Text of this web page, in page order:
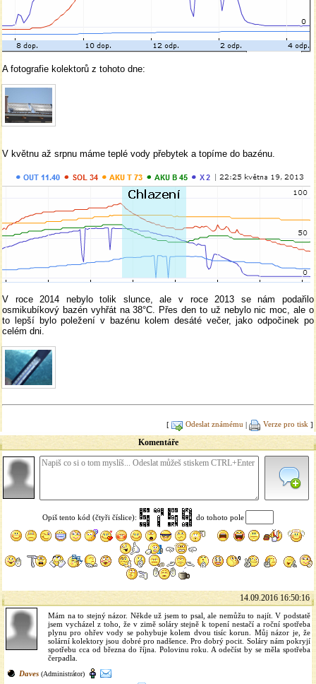
A fotografie kolektorů z tohoto dne:
V květnu až srpnu máme teplé vody přebytek a topíme do bazénu.
V roce 2014 nebylo tolik slunce, ale v roce 2013 se nám podařilo
osmikubíkový bazén vyhřát na 38°C. Přes den to už nebylo nic moc, ale o
to lepší bylo poležení v bazénu kolem desáté večer, jako odpočinek po
celém dni.
[ Odeslat známému | Verze pro tisk ]
Komentáře
Opiš tento kód (čtyři číslice): do tohoto pole
14.09.2016 16:50:16
Mám na to stejný názor. Někde už jsem to psal, ale nemůžu to najít. V podstatě
jsem vycházel z toho, že v zimě soláry stejně k topení nestačí a roční spotřeba
plynu pro ohřev vody se pohybuje kolem dvou tisíc korun. Můj názor je, že
solární kolektory jsou dobré pro nadšence. Pro dobrý pocit. Soláry nám pokryjí
spotřebu cca od března do října. Polovinu roku. A odečíst by se měla spotřeba
čerpadla.
Daves (Administrátor)